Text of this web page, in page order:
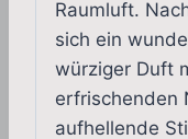
Raumluft.
sich ein
würziger Duft
erfrischenden
aufhellende